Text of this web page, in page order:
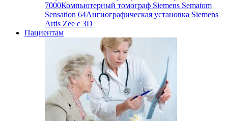
7000Компьютерный томограф Siemens Sematom
Sensation 64Ангиографическая установка Siemens
Artis Zee с 3D
Пациентам